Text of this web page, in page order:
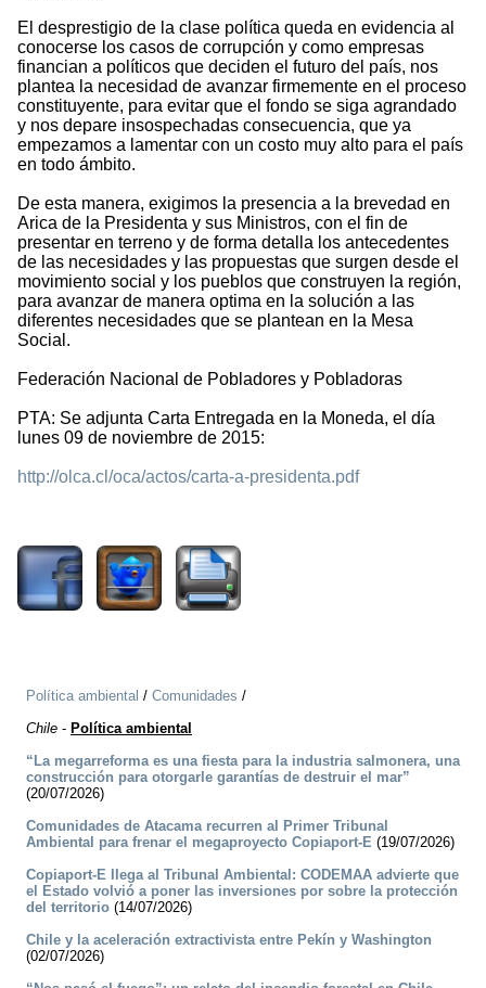
El desprestigio de la clase política queda en evidencia al
conocerse los casos de corrupción y como empresas
financian a políticos que deciden el futuro del país, nos
plantea la necesidad de avanzar firmemente en el proceso
constituyente, para evitar que el fondo se siga agrandado
y nos depare insospechadas consecuencia, que ya
empezamos a lamentar con un costo muy alto para el país
en todo ámbito.
De esta manera, exigimos la presencia a la brevedad en
Arica de la Presidenta y sus Ministros, con el fin de
presentar en terreno y de forma detalla los antecedentes
de las necesidades y las propuestas que surgen desde el
movimiento social y los pueblos que construyen la región,
para avanzar de manera optima en la solución a las
diferentes necesidades que se plantean en la Mesa
Social.
Federación Nacional de Pobladores y Pobladoras
PTA: Se adjunta Carta Entregada en la Moneda, el día
lunes 09 de noviembre de 2015:
http://olca.cl/oca/actos/carta-a-presidenta.pdf
Política ambiental / Comunidades /
Chile - Política ambiental
“La megarreforma es una fiesta para la industria salmonera, una
construcción para otorgarle garantías de destruir el mar”
(20/07/2026)
Comunidades de Atacama recurren al Primer Tribunal
Ambiental para frenar el megaproyecto Copiaport-E (19/07/2026)
Copiaport-E llega al Tribunal Ambiental: CODEMAA advierte que
el Estado volvió a poner las inversiones por sobre la protección
del territorio (14/07/2026)
Chile y la aceleración extractivista entre Pekín y Washington
(02/07/2026)